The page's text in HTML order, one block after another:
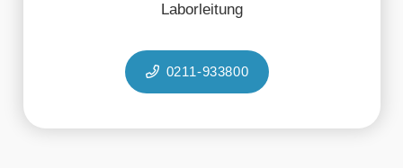
Laborleitung
0211-933800